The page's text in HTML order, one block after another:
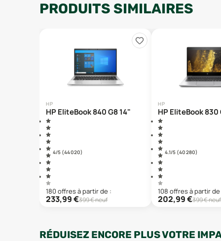
PRODUITS SIMILAIRES
HP
HP EliteBook 840 G8 14"
4/5 (44 020)
180 offresà partir de :
233,99€399€ neuf
HP
HP EliteBook 830
4.1/5 (40 280)
108 offresà partir de
202,99€399€ neuf
RÉDUISEZ ENCORE PLUS VOTRE